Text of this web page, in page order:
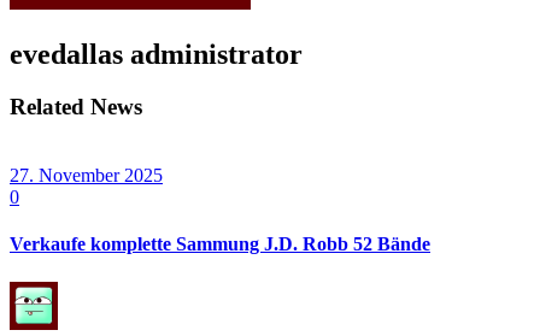
evedallas administrator
Related News
27. November 2025
0
Verkaufe komplette Sammung J.D. Robb 52 Bände